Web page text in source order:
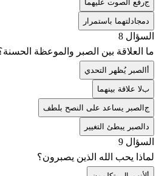
جرفع الصوت عليهما
مجادلتهما باستمرار
السؤال 8
ما العلاقة بين الصبر والموعظة الحسنة؟
الصبر يُظهر التحدي
بلا علاقة بينهما
جالصبر يساعد على النصح بلطف
الصبر يبطئ التغيير
السؤال 9
لماذا يحب الله الذين يصبرون؟